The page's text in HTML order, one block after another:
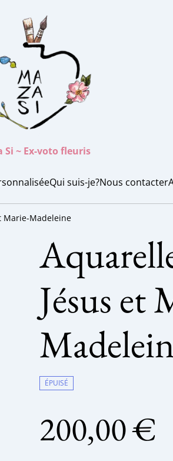
Si ~ Ex-voto fleuris
Qui suis-je?Nous contacter
Marie-Madeleine
Jésus et
ÉPUISÉ
200,00 €